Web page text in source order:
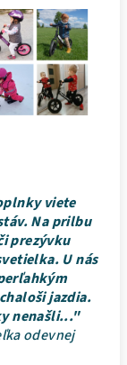
viete
Na prilbu
prezývku
U nás
jazdia.
nenašli..."
odevnej